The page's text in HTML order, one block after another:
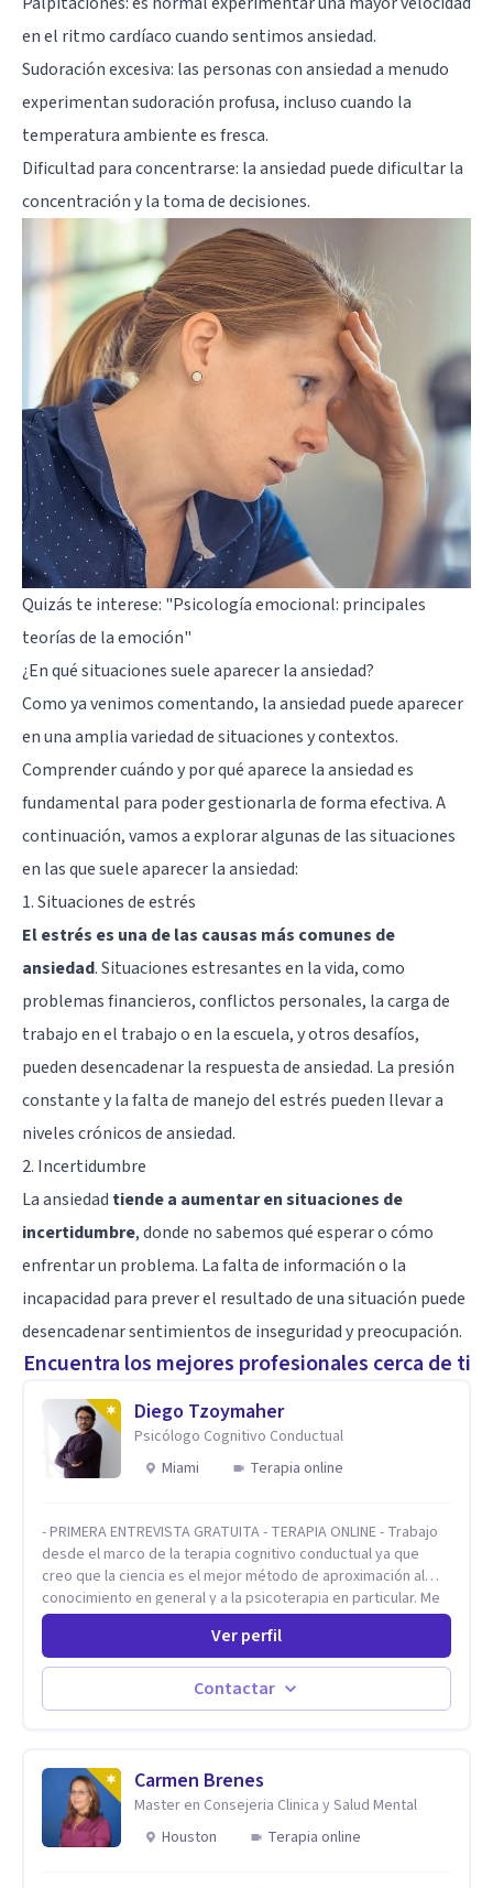
en el ritmo cardíaco cuando sentimos ansiedad.
Sudoración excesiva: las personas con ansiedad a menudo
experimentan sudoración profusa, incluso cuando la
temperatura ambiente es fresca.
Dificultad para concentrarse: la ansiedad puede dificultar la
concentración y la toma de decisiones.
Quizás te interese: "Psicología emocional: principales
teorías de la emoción"
¿En qué situaciones suele aparecer la ansiedad?
Como ya venimos comentando, la ansiedad puede aparecer
en una amplia variedad de situaciones y contextos.
Comprender cuándo y por qué aparece la ansiedad es
fundamental para poder gestionarla de forma efectiva. A
continuación, vamos a explorar algunas de las situaciones
en las que suele aparecer la ansiedad:
1. Situaciones de estrés
El estrés es una de las causas más comunes de
ansiedad. Situaciones estresantes en la vida, como
problemas financieros, conflictos personales, la carga de
trabajo en el trabajo o en la escuela, y otros desafíos,
pueden desencadenar la respuesta de ansiedad. La presión
constante y la falta de manejo del estrés pueden llevar a
niveles crónicos de ansiedad.
2. Incertidumbre
La ansiedad tiende a aumentar en situaciones de
incertidumbre, donde no sabemos qué esperar o cómo
enfrentar un problema. La falta de información o la
incapacidad para prever el resultado de una situación puede
desencadenar sentimientos de inseguridad y preocupación.
Encuentra los mejores profesionales cerca de ti
Diego Tzoymaher
Psicólogo Cognitivo Conductual
Miami
Terapia online
- PRIMERA ENTREVISTA GRATUITA - TERAPIA ONLINE - Trabajo
desde el marco de la terapia cognitivo conductual ya que
creo que la ciencia es el mejor método de aproximación al
conocimiento en general y a la psicoterapia en particular. Me
interesan los procesos de cambio conductual por los que una
persona pueda alcanzar sus objetivos, transitando,
aceptando y modificando sus patrones cognitivos y
emocionales. Abordo patologías específicas como trastornos
de ansiedad y del ánimo, y también crisis vitales y procesos
Ver perfil
Contactar
Carmen Brenes
Master en Consejeria Clinica y Salud Mental
Houston
Terapia online